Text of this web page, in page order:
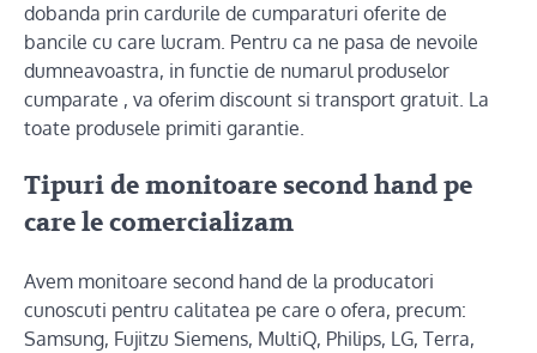
dobanda prin cardurile de cumparaturi oferite de
bancile cu care lucram. Pentru ca ne pasa de nevoile
dumneavoastra, in functie de numarul produselor
cumparate , va oferim discount si transport gratuit. La
toate produsele primiti garantie.
Tipuri de monitoare second hand pe
care le comercializam
Avem monitoare second hand de la producatori
cunoscuti pentru calitatea pe care o ofera, precum:
Samsung, Fujitzu Siemens, MultiQ, Philips, LG, Terra,